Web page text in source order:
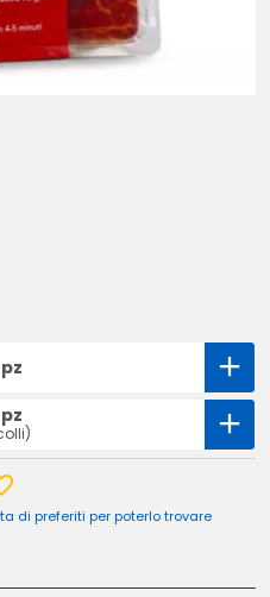
di preferiti per poterlo trovare